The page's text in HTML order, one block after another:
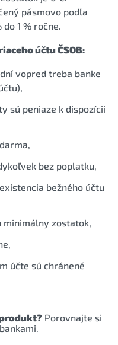
pásmovo podľa
1 % ročne.
účtu ČSOB:
vopred treba banke
sú peniaze k dispozícii
bez poplatku,
bežného účtu
minimálny zostatok,
účte sú chránené
Porovnajte si